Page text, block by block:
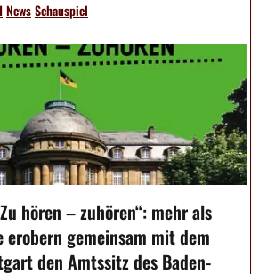
NewsSchauspiel
hören – zuhören“: mehr als
gemeinsam mit dem
den Amtssitz des Baden-